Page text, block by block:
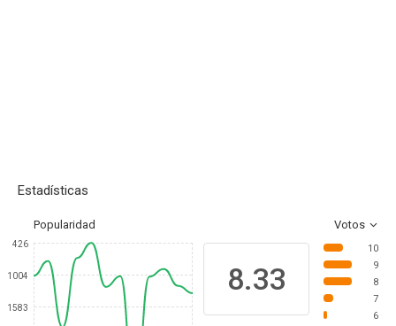
Estadísticas
Popularidad Votos
426
1004
1583
8.33
10
9
8
7
6